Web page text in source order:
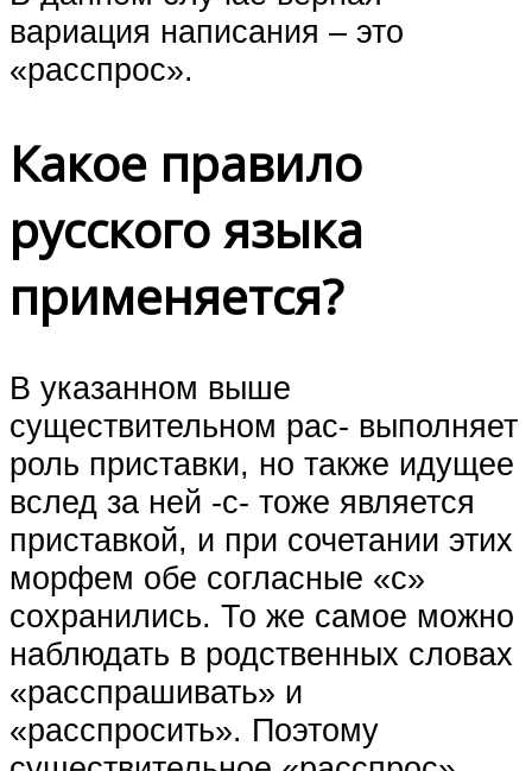
вариация написания – это
«расспрос».
Какое правило
русского языка
применяется?
В указанном выше
существительном рас- выполняет
роль приставки, но также идущее
вслед за ней -с- тоже является
приставкой, и при сочетании этих
морфем обе согласные «с»
сохранились. То же самое можно
наблюдать в родственных словах
«расспрашивать» и
«расспросить». Поэтому